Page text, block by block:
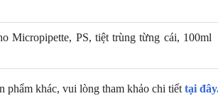
Micropipette, PS, tiệt trùng từng cái, 100ml
phẩm khác, vui lòng tham khảo chi tiết tại